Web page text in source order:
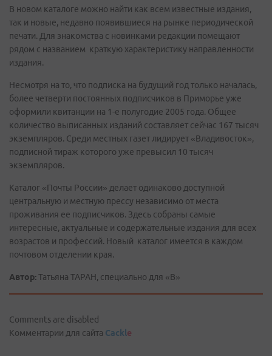
В новом каталоге можно найти как всем известные издания,
так и новые, недавно появившиеся на рынке периодической
печати. Для знакомства с новинками редакции помещают
рядом с названием краткую характеристику направленности
издания.
Несмотря на то, что подписка на будущий год только началась,
более четверти постоянных подписчиков в Приморье уже
оформили квитанции на 1-е полугодие 2005 года. Общее
количество выписанных изданий составляет сейчас 167 тысяч
экземпляров. Среди местных газет лидирует «Владивосток»,
подписной тираж которого уже превысил 10 тысяч
экземпляров.
Каталог «Почты России» делает одинаково доступной
центральную и местную прессу независимо от места
проживания ее подписчиков. Здесь собраны самые
интересные, актуальные и содержательные издания для всех
возрастов и профессий. Новый каталог имеется в каждом
почтовом отделении края.
Автор:Татьяна ТАРАН, специально для «В»
Comments are disabled
Комментарии для сайта Cackle